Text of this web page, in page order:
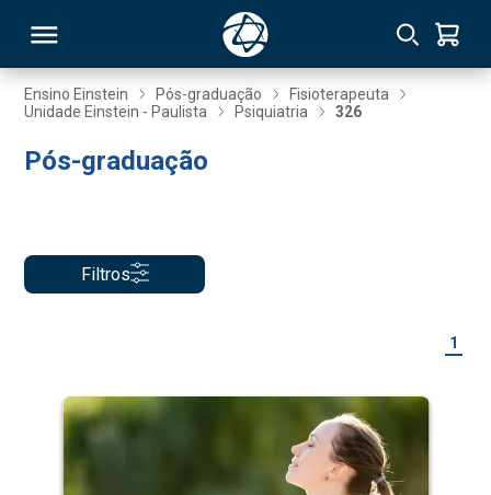
Ensino Einstein Pós-graduação
Fisioterapeuta
Unidade Einstein - Paulista
Psiquiatria 326
Pós-graduação
Filtros
1